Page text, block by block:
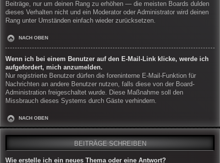
Beiträge, nur um deinen Rang zu erhöhen — die meisten Boards dulden
dieses Verhalten nicht und ein Moderator oder Administrator wird deinen
Rang unter Umständen einfach wieder zurücksetzen.
NACH OBEN
Wenn ich bei einem Benutzer auf den E-Mail-Link klicke, werde ich
aufgefordert, mich anzumelden.
Nur registrierte Benutzer dürfen die foreninterne E-Mail-Funktion für
Nachrichten an andere Benutzer nutzen, falls diese von der Board-
Administration freigeschaltet wurde. Diese Maßnahme soll den
Missbrauch dieses Systems durch Gäste verhindern.
NACH OBEN
BEITRÄGE SCHREIBEN
Wie erstelle ich ein neues Thema oder eine Antwort?